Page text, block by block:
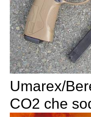
Umarex/
CO2 che